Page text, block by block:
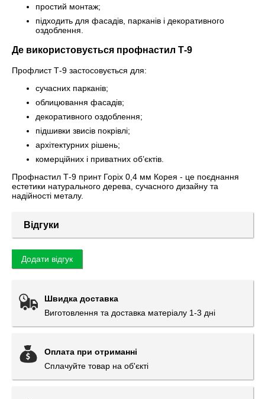
простий монтаж;
підходить для фасадів, парканів і декоративного
оздоблення.
Де використовується профнастил Т-9
Профлист Т-9 застосовується для:
сучасних парканів;
облицювання фасадів;
декоративного оздоблення;
підшивки звисів покрівлі;
архітектурних рішень;
комерційних і приватних об’єктів.
Профнастил Т-9 принт Горіх 0,4 мм Корея - це поєднання
естетики натурального дерева, сучасного дизайну та
надійності металу.
Відгуки
Додати відгук
Швидка доставка
Виготовлення та доставка матеріалу 1-3 дні
Оплата при отриманні
Сплачуйте товар на об'єкті